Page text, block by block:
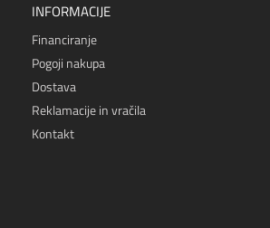
INFORMACIJE
Financiranje
Pogoji nakupa
Dostava
Reklamacije in vračila
Kontakt